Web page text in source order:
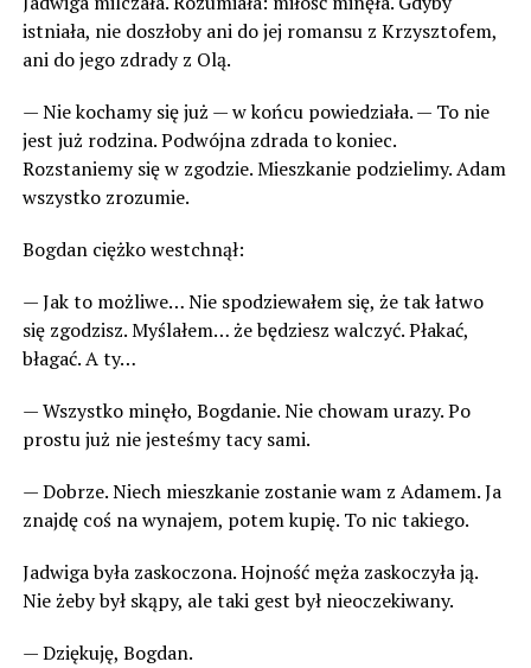
istniała, nie doszłoby ani do jej romansu z Krzysztofem,
ani do jego zdrady z Olą.
— Nie kochamy się już — w końcu powiedziała. — To nie
jest już rodzina. Podwójna zdrada to koniec.
Rozstaniemy się w zgodzie. Mieszkanie podzielimy. Adam
wszystko zrozumie.
Bogdan ciężko westchnął:
— Jak to możliwe… Nie spodziewałem się, że tak łatwo
się zgodzisz. Myślałem… że będziesz walczyć. Płakać,
błagać. A ty…
— Wszystko minęło, Bogdanie. Nie chowam urazy. Po
prostu już nie jesteśmy tacy sami.
— Dobrze. Niech mieszkanie zostanie wam z Adamem. Ja
znajdę coś na wynajem, potem kupię. To nic takiego.
Jadwiga była zaskoczona. Hojność męża zaskoczyła ją.
Nie żeby był skąpy, ale taki gest był nieoczekiwany.
— Dziękuję, Bogdan.